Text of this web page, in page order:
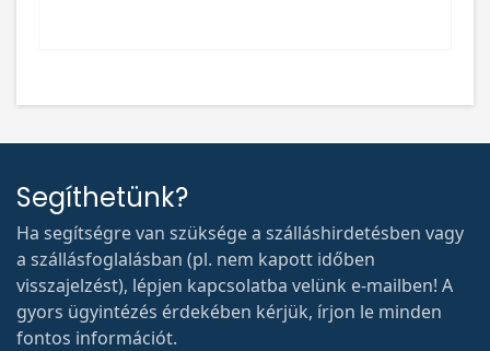
Segíthetünk?
Ha segítségre van szüksége a szálláshirdetésben vagy
a szállásfoglalásban (pl. nem kapott időben
visszajelzést), lépjen kapcsolatba velünk e-mailben! A
gyors ügyintézés érdekében kérjük, írjon le minden
fontos információt.